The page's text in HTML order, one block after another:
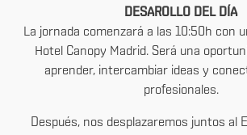
DESAROLLO DEL DÍA
La jornada comenzará a las 10:50h con
Hotel Canopy Madrid. Será una
aprender, intercambiar ideas y
profesionales.
Después, nos desplazaremos juntos al